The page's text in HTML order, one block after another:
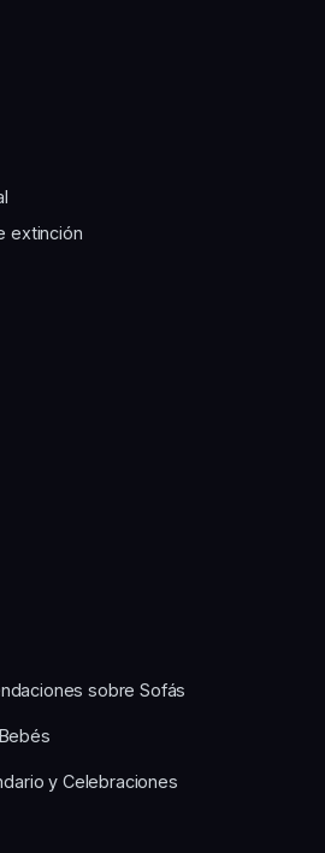
extinción
sobre Sofás
y Celebraciones